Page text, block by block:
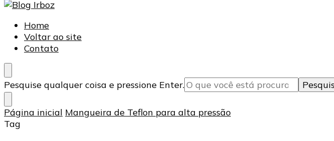
Blog Irboz
Blog de Lubrificação Industrial
Home
Voltar ao site
Contato
Procurando
algo?
Pesquise qualquer coisa e pressione Enter.
Página inicial Mangueira de Teflon para alta pressão
Tag